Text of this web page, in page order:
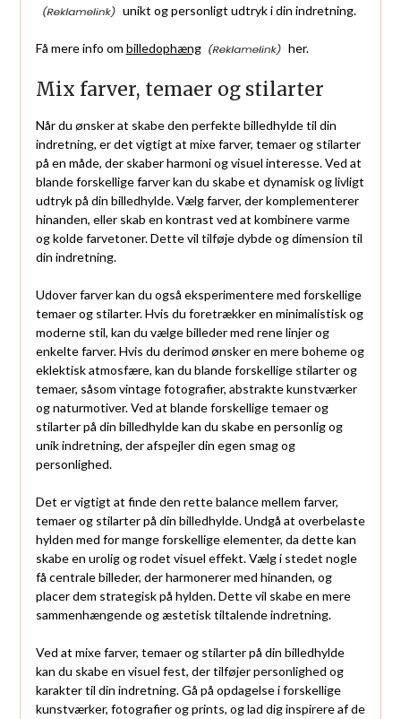
unikt og personligt udtryk i din indretning.
Få mere info om billedophæng her.
Mix farver, temaer og stilarter
Når du ønsker at skabe den perfekte billedhylde til din
indretning, er det vigtigt at mixe farver, temaer og stilarter
på en måde, der skaber harmoni og visuel interesse. Ved at
blande forskellige farver kan du skabe et dynamisk og livligt
udtryk på din billedhylde. Vælg farver, der komplementerer
hinanden, eller skab en kontrast ved at kombinere varme
og kolde farvetoner. Dette vil tilføje dybde og dimension til
din indretning.
Udover farver kan du også eksperimentere med forskellige
temaer og stilarter. Hvis du foretrækker en minimalistisk og
moderne stil, kan du vælge billeder med rene linjer og
enkelte farver. Hvis du derimod ønsker en mere boheme og
eklektisk atmosfære, kan du blande forskellige stilarter og
temaer, såsom vintage fotografier, abstrakte kunstværker
og naturmotiver. Ved at blande forskellige temaer og
stilarter på din billedhylde kan du skabe en personlig og
unik indretning, der afspejler din egen smag og
personlighed.
Det er vigtigt at finde den rette balance mellem farver,
temaer og stilarter på din billedhylde. Undgå at overbelaste
hylden med for mange forskellige elementer, da dette kan
skabe en urolig og rodet visuel effekt. Vælg i stedet nogle
få centrale billeder, der harmonerer med hinanden, og
placer dem strategisk på hylden. Dette vil skabe en mere
sammenhængende og æstetisk tiltalende indretning.
Ved at mixe farver, temaer og stilarter på din billedhylde
kan du skabe en visuel fest, der tilføjer personlighed og
karakter til din indretning. Gå på opdagelse i forskellige
kunstværker, fotografier og prints, og lad dig inspirere af de